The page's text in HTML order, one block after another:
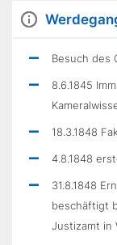
Besuch des
8.6.1845
18.3.1848
4.8.1848
31.8.1848
beschäftigt
Justizamt in